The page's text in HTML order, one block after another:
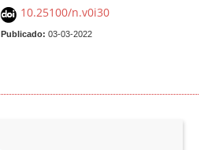
10.25100/n.v0i30
Publicado:03-03-2022